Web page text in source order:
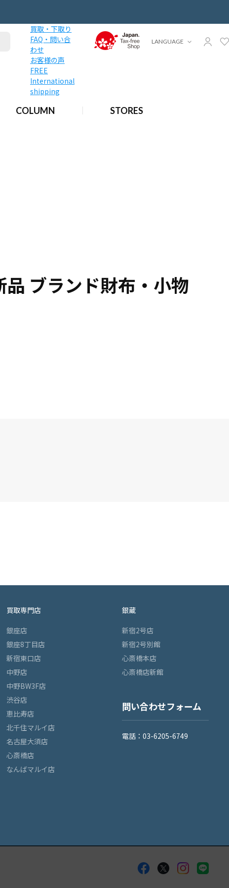
買取・下取り
FAQ・問い合
わせ
お客様の声
FREE
International
shipping
COLUMN STORES
LANGUAGE
ブランド財布・小物
買取専門店
銀座店
銀座8丁目店
新宿東口店
中野店
中野BW3F店
渋谷店
恵比寿店
北千住マルイ店
名古屋大須店
心斎橋店
なんばマルイ店
銀蔵
新宿2号店
新宿2号別館
心斎橋本店
心斎橋店新館
問い合わせフォーム
電話：03-6205-6749